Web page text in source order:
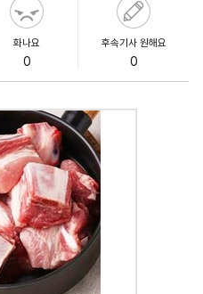
화나요
0
후속기사 원해요
0